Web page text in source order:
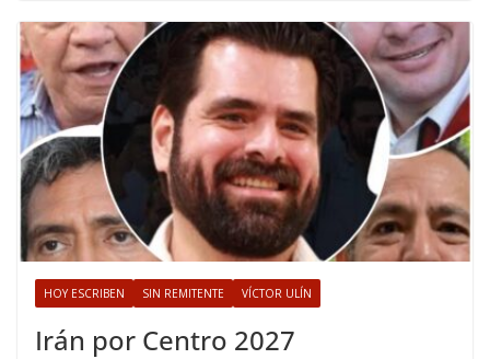
HOY ESCRIBEN SIN REMITENTE VÍCTOR ULÍN
Irán por Centro 2027